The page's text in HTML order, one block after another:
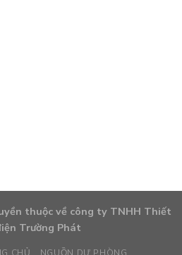
thuộc về công ty TNHH Thiết
Trường Phát